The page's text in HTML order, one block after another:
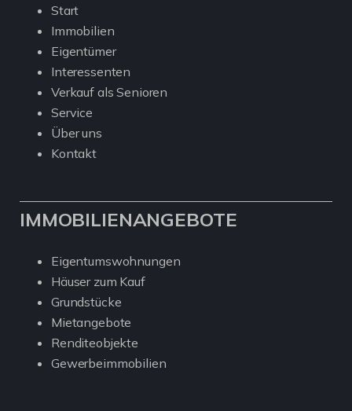
Start
Immobilien
Eigentümer
Interessenten
Verkauf als Senioren
Service
Über uns
Kontakt
IMMOBILIENANGEBOTE
Eigentumswohnungen
Häuser zum Kauf
Grundstücke
Mietangebote
Renditeobjekte
Gewerbeimmobilien